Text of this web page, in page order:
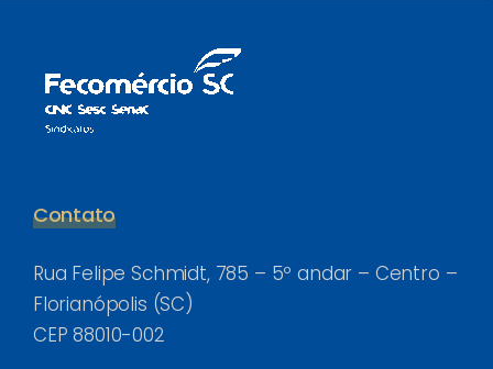
Contato
Rua Felipe Schmidt, 785 – 5º andar – Centro –
Florianópolis (SC)
CEP 88010-002